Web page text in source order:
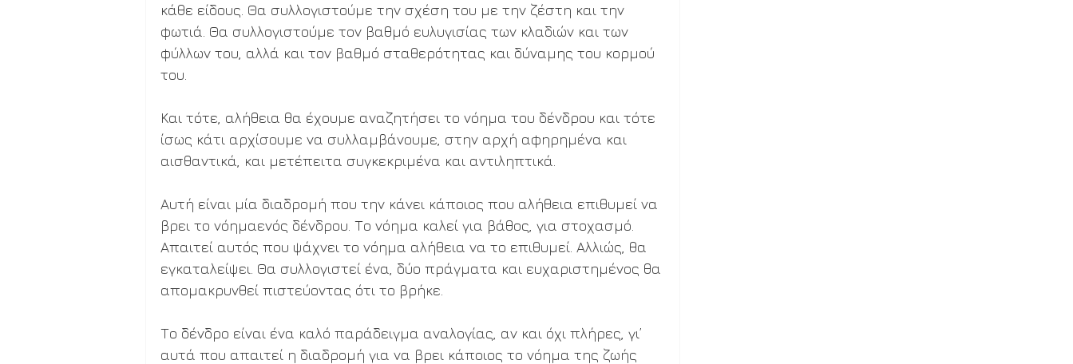
κάθε είδους. Θα συλλογιστούμε την σχέση του με την ζέστη και την
φωτιά. Θα συλλογιστούμε τον βαθμό ευλυγισίας των κλαδιών και των
φύλλων του, αλλά και τον βαθμό σταθερότητας και δύναμης του κορμού
του.
Και τότε, αλήθεια θα έχουμε αναζητήσει το νόημα του δένδρου και τότε
ίσως κάτι αρχίσουμε να συλλαμβάνουμε, στην αρχή αφηρημένα και
αισθαντικά, και μετέπειτα συγκεκριμένα και αντιληπτικά.
Αυτή είναι μία διαδρομή που την κάνει κάποιος που αλήθεια επιθυμεί να
βρει το νόημαενός δένδρου. Το νόημα καλεί για βάθος, για στοχασμό.
Απαιτεί αυτός που ψάχνει το νόημα αλήθεια να το επιθυμεί. Αλλιώς, θα
εγκαταλείψει. Θα συλλογιστεί ένα, δύο πράγματα και ευχαριστημένος θα
απομακρυνθεί πιστεύοντας ότι το βρήκε.
Το δένδρο είναι ένα καλό παράδειγμα αναλογίας, αν και όχι πλήρες, γι’
αυτά που απαιτεί η διαδρομή για να βρει κάποιος το νόημα της ζωής